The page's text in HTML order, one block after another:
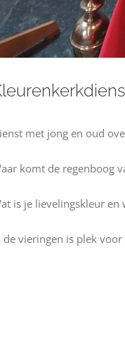
met jong en oud
komt de regenboog
is je lievelingskleur
de vieringen is plek